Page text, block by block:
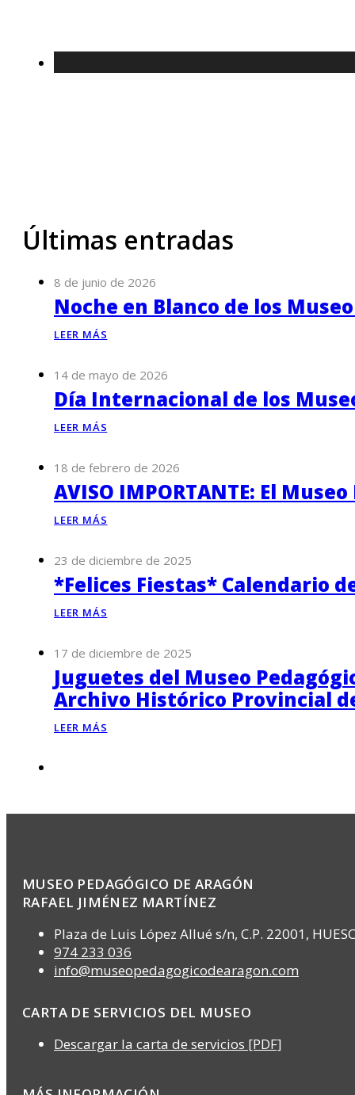
Últimas entradas
8 de junio de 2026
Noche en Blanco de los
LEER MÁS
14 de mayo de 2026
Día Internacional de los
LEER MÁS
18 de febrero de 2026
AVISO IMPORTANTE: El
LEER MÁS
23 de diciembre de 2025
*Felices Fiestas* Calendario
LEER MÁS
17 de diciembre de 2025
Juguetes del Museo
Archivo Histórico Provincial
LEER MÁS
MUSEO PEDAGÓGICO DE ARAGÓN
RAFAEL JIMÉNEZ MARTÍNEZ
Plaza de Luis López Allué s/n, C.P. 22001,
974 233 036
info@museopedagogicodearagon.com
CARTA DE SERVICIOS DEL MUSEO
Descargar la carta de servicios [PDF]